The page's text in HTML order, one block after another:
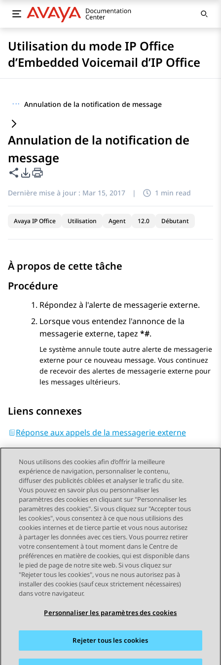
Utilisation du mode IP Office
d’Embedded Voicemail d’IP Office
··· Annulation de la notification de message
Annulation de la notification de
message
Partager cette page
Options d'exportation PDF
Dernière mise à jour : Mar 15, 2017 | 1 min read
Avaya IP Office Utilisation Agent 12.0 Débutant
À propos de cette tâche
Procédure
Répondez à l'alerte de messagerie externe.
Lorsque vous entendez l'annonce de la
messagerie externe, tapez *#.
Le système annule toute autre alerte de messagerie
externe pour ce nouveau message. Vous continuez
de recevoir des alertes de messagerie externe pour
les messages ultérieurs.
Liens connexes
Réponse aux appels de la messagerie externe
Send Feedback
Navigation par sujet
Sujet précédent Sujet suivant
STAY CONNECTED
Conditions d'utilisation
Nous utilisons des cookies afin d’offrir la meilleure
expérience de navigation, personnaliser le contenu,
diffuser des publicités ciblées et analyser le trafic du site.
Vous pouvez en savoir plus ou personnaliser les
paramètres des cookies en cliquant sur "Personnaliser les
paramètres des cookies". Si vous cliquez sur "Accepter tous
les cookies", vous consentez à ce que nous utilisions des
cookies internes et de tierce partie et vous nous autorisez
à partager les données avec ces tiers. Vous pourrez retirer
votre consentement à tout moment dans le Centre de
préférences en matière de cookies, qui est disponible dans
le pied de page de notre site web. Si vous cliquez sur
"Rejeter tous les cookies", vous ne nous autorisez pas à
installer des cookies (sauf ceux strictement nécessaires)
dans votre navigateur.
Personnaliser les paramètres des cookies
Rejeter tous les cookies